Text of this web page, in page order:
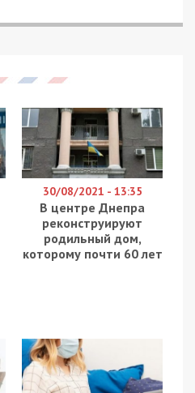
30/08/2021 - 13:35
В центре Днепра
реконструируют
родильный дом,
которому почти 60 лет